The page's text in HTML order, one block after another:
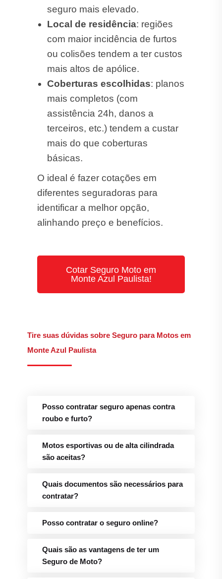
seguro mais elevado.
Local de residência: regiões
com maior incidência de furtos
ou colisões tendem a ter custos
mais altos de apólice.
Coberturas escolhidas: planos
mais completos (com
assistência 24h, danos a
terceiros, etc.) tendem a custar
mais do que coberturas
básicas.
O ideal é fazer cotações em
diferentes seguradoras para
identificar a melhor opção,
alinhando preço e benefícios.
Cotar Seguro Moto em
Monte Azul Paulista!
Tire suas dúvidas sobre Seguro para Motos em
Monte Azul Paulista
Posso contratar seguro apenas contra
roubo e furto?
Motos esportivas ou de alta cilindrada
são aceitas?
Quais documentos são necessários para
contratar?
Posso contratar o seguro online?
Quais são as vantagens de ter um
Seguro de Moto?